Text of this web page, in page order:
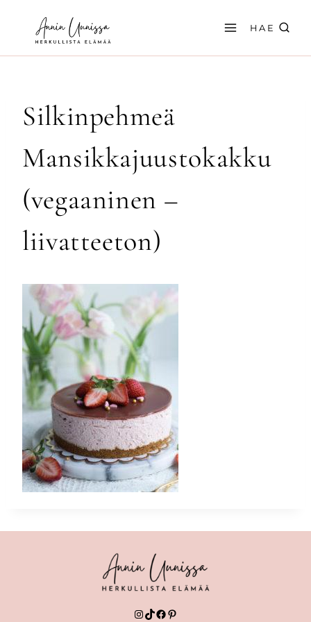
sisältöön
HAE
Silkinpehmeä
Mansikkajuustokakku
(vegaaninen –
liivatteeton)
Instagram
TikTok
Facebook
Pinterest